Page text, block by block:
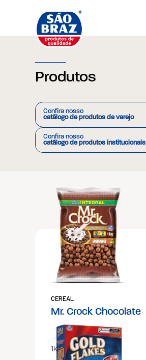
Produtos
Confira nosso
catálogo de produtos de varejo
Confira nosso
catálogo de produtos institucionais
CEREAL
Mr. Crock Chocolate
1kg